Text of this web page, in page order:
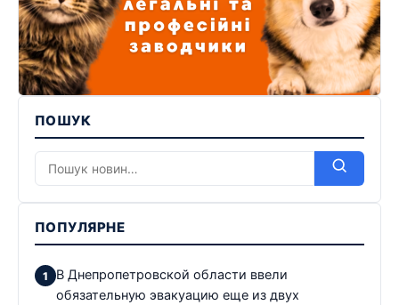
ПОШУК
ПОПУЛЯРНЕ
В Днепропетровской области ввели
обязательную эвакуацию еще из двух